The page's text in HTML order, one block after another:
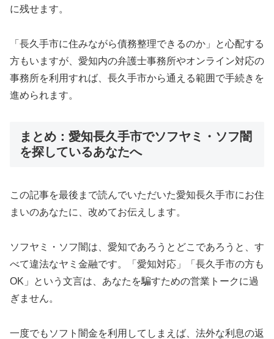
に残せます。
「長久手市に住みながら債務整理できるのか」と心配する
方もいますが、愛知内の弁護士事務所やオンライン対応の
事務所を利用すれば、長久手市から通える範囲で手続きを
進められます。
まとめ：愛知長久手市でソフヤミ・ソフ闇
を探しているあなたへ
この記事を最後まで読んでいただいた愛知長久手市にお住
まいのあなたに、改めてお伝えします。
ソフヤミ・ソフ闇は、愛知であろうとどこであろうと、す
べて違法なヤミ金融です。「愛知対応」「長久手市の方も
OK」という文言は、あなたを騙すための営業トークに過
ぎません。
一度でもソフト闇金を利用してしまえば、法外な利息の返